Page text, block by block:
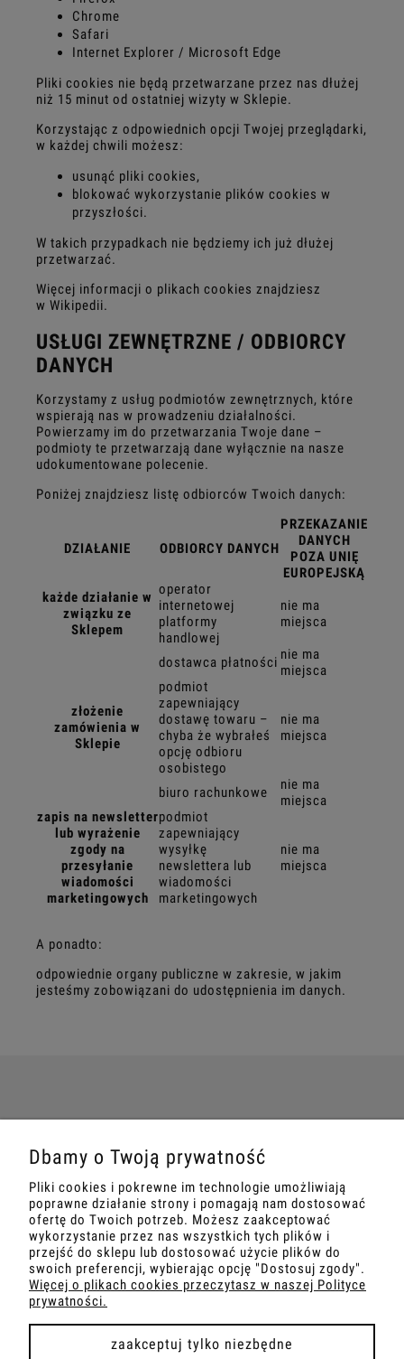
Chrome
Safari
Internet Explorer / Microsoft Edge
Pliki cookies nie będą przetwarzane przez nas dłużej
niż 15 minut od ostatniej wizyty w Sklepie.
Korzystając z odpowiednich opcji Twojej przeglądarki,
w każdej chwili możesz:
usunąć pliki cookies,
blokować wykorzystanie plików cookies w
przyszłości.
W takich przypadkach nie będziemy ich już dłużej
przetwarzać.
Więcej informacji o plikach cookies znajdziesz
w Wikipedii.
USŁUGI ZEWNĘTRZNE / ODBIORCY
DANYCH
Korzystamy z usług podmiotów zewnętrznych, które
wspierają nas w prowadzeniu działalności.
Powierzamy im do przetwarzania Twoje dane –
podmioty te przetwarzają dane wyłącznie na nasze
udokumentowane polecenie.
Poniżej znajdziesz listę odbiorców Twoich danych:
DZIAŁANIE ODBIORCY DANYCH
PRZEKAZANIE
DANYCH
POZA UNIĘ
EUROPEJSKĄ
każde działanie w
związku ze
Sklepem
operator
internetowej
platformy
handlowej
nie ma
miejsca
złożenie
zamówienia w
Sklepie
dostawca płatności nie ma
miejsca
podmiot
zapewniający
dostawę towaru –
chyba że wybrałeś
opcję odbioru
osobistego
nie ma
miejsca
biuro rachunkowe
nie ma
miejsca
zapis na newsletter
lub wyrażenie
zgody na
przesyłanie
wiadomości
marketingowych
podmiot
zapewniający
wysyłkę
newslettera lub
wiadomości
marketingowych
nie ma
miejsca
A ponadto:
odpowiednie organy publiczne w zakresie, w jakim
jesteśmy zobowiązani do udostępnienia im danych.
MOJE KONTO
INFORMACJA
OBSŁUGA KLIENTA
PŁATNOŚCI I DOSTAWA
pokaż pełną wersję strony
Dbamy o Twoją prywatność
Pliki cookies i pokrewne im technologie umożliwiają
poprawne działanie strony i pomagają nam dostosować
ofertę do Twoich potrzeb. Możesz zaakceptować
wykorzystanie przez nas wszystkich tych plików i
przejść do sklepu lub dostosować użycie plików do
swoich preferencji, wybierając opcję "Dostosuj zgody".
Więcej o plikach cookies przeczytasz w naszej Polityce
prywatności.
zaakceptuj tylko niezbędne